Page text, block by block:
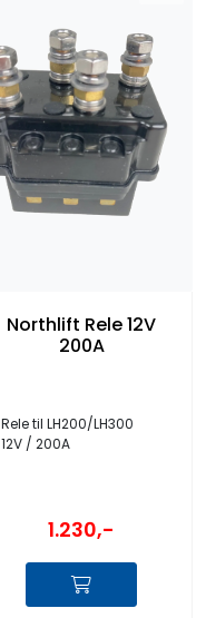
Northlift Rele 12V
200A
Rele til LH200/LH300
12V / 200A
1.230,-